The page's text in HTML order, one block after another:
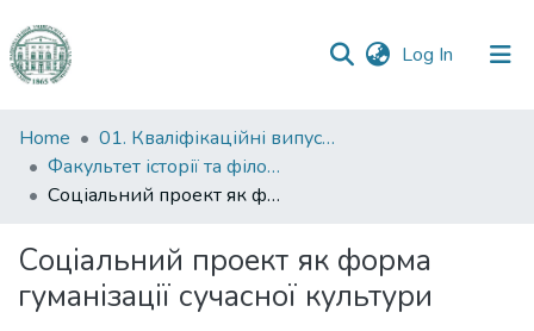
Log In (current)
Communities
&
Collections
Statistics
Home
01. Кваліфікаційні випускні роботи здобувачів вищої освіти
Факультет історії та філософії
Соціальний проект як форма гуманізації сучасної культури
Соціальний проект як форма
гуманізації сучасної культури